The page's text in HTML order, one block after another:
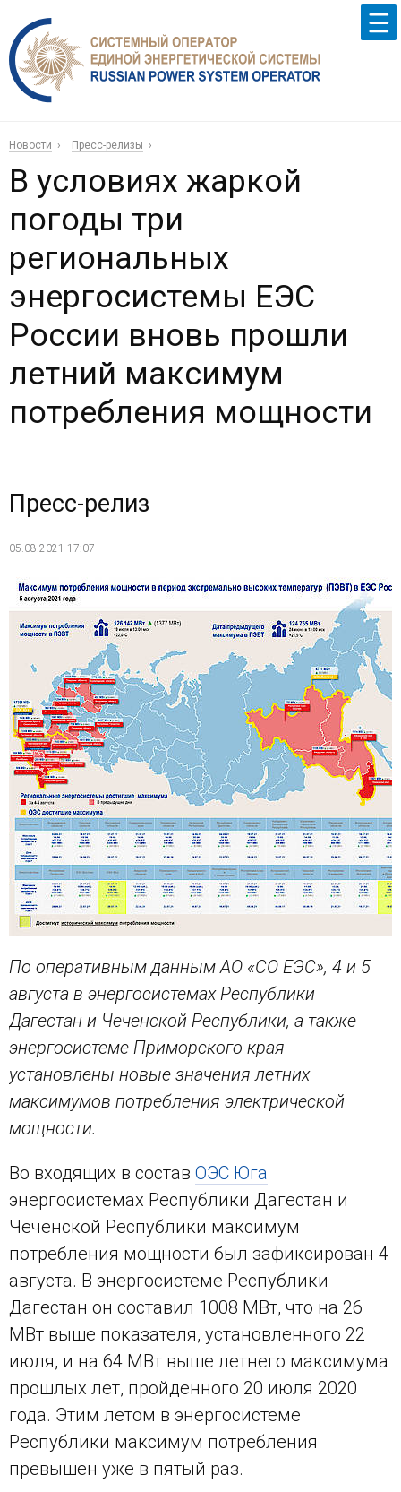
Новости Пресс-релизы
В условиях жаркой
погоды три
региональных
энергосистемы ЕЭС
России вновь прошли
летний максимум
потребления мощности
Пресс-релиз
05.08.2021 17:07
По оперативным данным АО «СО ЕЭС», 4 и 5
августа в энергосистемах Республики
Дагестан и Чеченской Республики, а также
энергосистеме Приморского края
установлены новые значения летних
максимумов потребления электрической
мощности.
Во входящих в состав ОЭС Юга
энергосистемах Республики Дагестан и
Чеченской Республики максимум
потребления мощности был зафиксирован 4
августа. В энергосистеме Республики
Дагестан он составил 1008 МВт, что на 26
МВт выше показателя, установленного 22
июля, и на 64 МВт выше летнего максимума
прошлых лет, пройденного 20 июля 2020
года. Этим летом в энергосистеме
Республики максимум потребления
превышен уже в пятый раз.